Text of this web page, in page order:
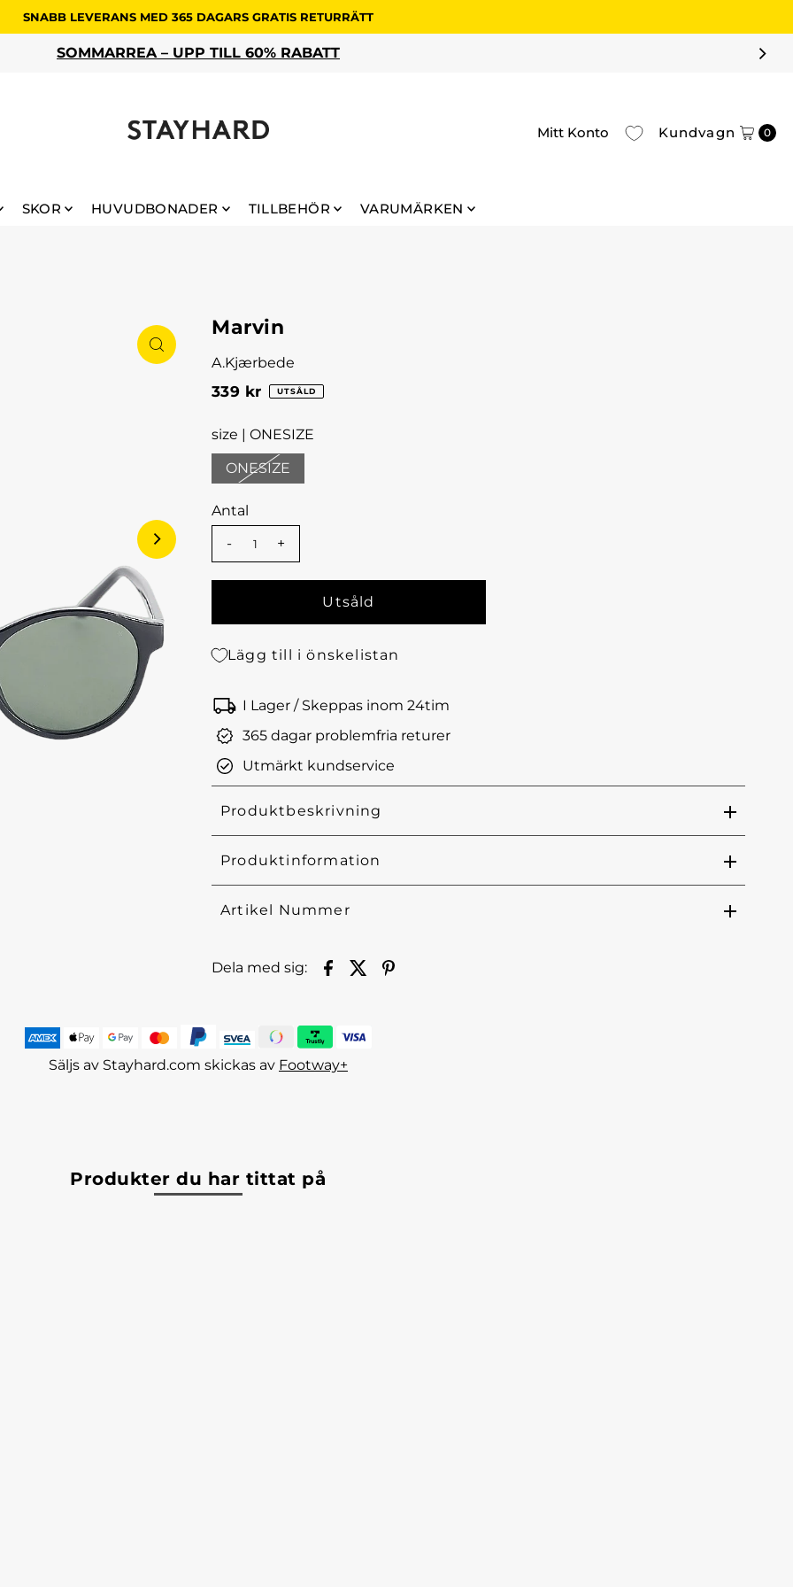
SNABB LEVERANS MED 365 DAGARS GRATIS RETURRÄTT
– UPP TILL 60% RABATT
Mitt Konto Kundvagn 0
SKOR HUVUDBONADER TILLBEHÖR VARUMÄRKEN
Marvin
A.Kjærbede
339 kr UTSÅLD
size | ONESIZE
ONESIZE
Antal
-
+
Lägg till i önskelistan
I Lager / Skeppas inom 24tim
365 dagar problemfria returer
Utmärkt kundservice
Produktbeskrivning
Produktinformation
Artikel Nummer
Dela med sig:
Säljs av Stayhard.com skickas av Footway+
Produkter du har tittat på